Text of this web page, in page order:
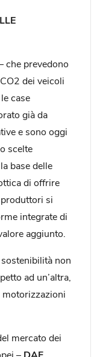
che prevedono
dei veicoli
case
già da
e sono oggi
scelte
base delle
di offrire
si
integrate di
aggiunto.
non
ad un’altra,
mercato dei
– DAF